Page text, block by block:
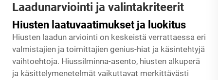
Laadunarviointi ja valintakriteerit
Hiusten laatuvaatimukset ja luokitus
Hiusten laadun arviointi on keskeistä verrattaessa eri
valmistajien ja toimittajien genius-hiat ja käsintehtyjä
vaihtoehtoja. Hiussilminna-asento, hiusten alkuperä
ja käsittelymenetelmät vaikuttavat merkittävästi